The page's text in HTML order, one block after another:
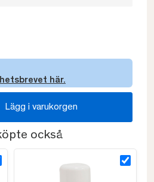
här.
Lägg i varukorgen
också